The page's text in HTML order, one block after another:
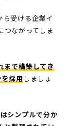
ら受ける企業イ
つながってしま
まで構築してき
採用しましょ
シンプルで分か